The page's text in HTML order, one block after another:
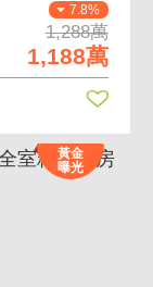
7.8%
1,288萬
1,188萬
黃金
曝光